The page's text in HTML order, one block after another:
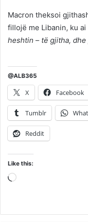
Macron theksoi
fillojë me Libanin, ku ai
heshtin – të gjitha, dhe
@ALB365
X Facebook
Tumblr
Reddit
Like this:
Loading…